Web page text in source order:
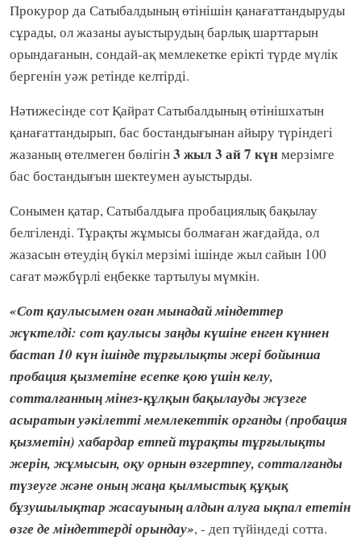
Прокурор да Сатыбалдының өтінішін қанағаттандыруды
сұрады, ол жазаны ауыстырудың барлық шарттарын
орындағанын, сондай-ақ мемлекетке ерікті түрде мүлік
бергенін уәж ретінде келтірді.
Нәтижесінде сот Қайрат Сатыбалдының өтінішхатын
қанағаттандырып, бас бостандығынан айыру түріндегі
жазаның өтелмеген бөлігін3 жыл 3 ай 7 күнмерзімге
бас бостандығын шектеумен ауыстырды.
Сонымен қатар, Сатыбалдыға пробациялық бақылау
белгіленді. Тұрақты жұмысы болмаған жағдайда, ол
жазасын өтеудің бүкіл мерзімі ішінде жыл сайын 100
сағат мәжбүрлі еңбекке тартылуы мүмкін.
«Сот қаулысымен оған мынадай міндеттер
жүктелді: сот қаулысы заңды күшіне енген күннен
бастап 10 күн ішінде тұрғылықты жері бойынша
пробация қызметіне есепке қою үшін келу,
сотталғанның мінез-құлқын бақылауды жүзеге
асыратын уәкілетті мемлекеттік органды (пробация
қызметін) хабардар етпей тұрақты тұрғылықты
жерін, жұмысын, оқу орнын өзгертпеу, сотталғанды
түзеуге және оның жаңа қылмыстық құқық
бұзушылықтар жасауының алдын алуға ықпал ететін
өзге де міндеттерді орындау», - деп түйіндеді сотта.